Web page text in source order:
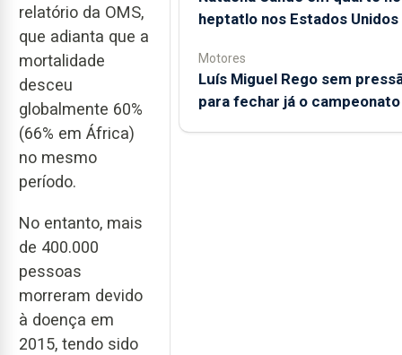
relatório da OMS,
que adianta que a
mortalidade
desceu
globalmente 60%
(66% em África)
no mesmo
período.
No entanto, mais
de 400.000
pessoas
morreram devido
à doença em
2015, tendo sido
heptatlo nos Estados Unidos
Motores
Luís Miguel Rego sem
para fechar já o campeonato